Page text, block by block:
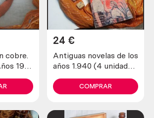
cobre.
1900
Antiguas novelas de los
años 1.940 (4 unidades
24 €
COMPRAR